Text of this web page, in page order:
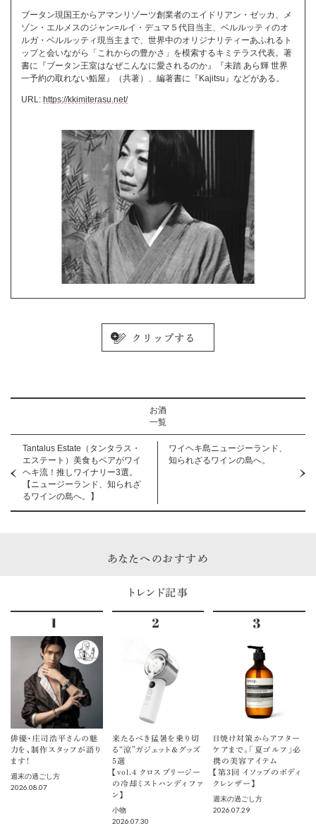
ブータン現国王からアマンリゾーツ創業者のエイドリアン・ゼッカ、メ
ゾン・エルメスのジャン=ルイ・デュマ５代目当主、ベルルッティのオ
ルガ・ベルルッティ現当主まで、世界中のオリジナリティーあふれるト
ップと会いながら「これからの豊かさ」を模索するキミテラス代表。著
書に『ブータン王室はなぜこんなに愛されるのか』『未踏 あら輝 世界
一予約の取れない鮨屋』（共著）、編著書に『Kajitsu』などがある。
URL: https://kkimiterasu.net/
お酒
一覧
Tantalus Estate（タンタラス・
エステート）美食もペアがワイ
ヘキ流！推しワイナリー3選。
【ニュージーランド、知られざ
るワインの島へ。】
ワイヘキ島ニュージーランド、
知られざるワインの島へ。
あなたへのおすすめ
トレンド記事
俳優・庄司浩平さんの魅
力を、制作スタッフが語り
ます！
週末の過ごし方
2026.08.07
来たるべき猛暑を乗り切
る“涼”ガジェット＆グッズ
5選
【vol.４ クロスブリージー
の冷却ミストハンディファ
ン】
小物
2026.07.30
日焼け対策からアフター
ケアまで。「夏ゴルフ」必
携の美容アイテム
【第3回 イソップのボディ
クレンザー】
週末の過ごし方
2026.07.29